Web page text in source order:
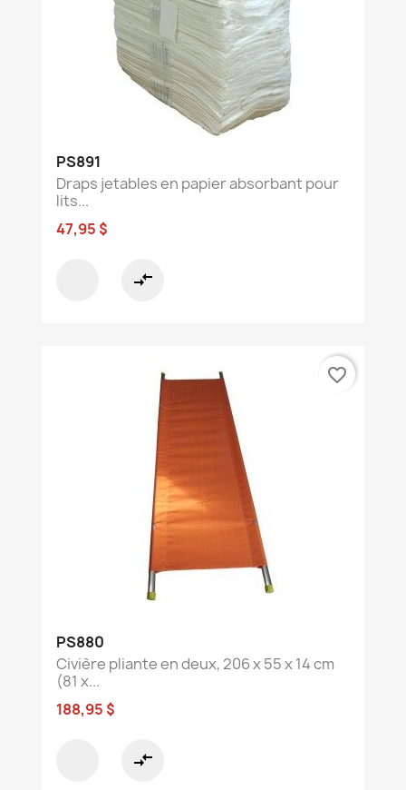
PS891
Draps jetables en papier absorbant pour
lits...
47,95 $
compare_arrows
PS880
Civière pliante en deux, 206 x 55 x 14 cm
(81 x...
188,95 $
compare_arrows
favorite_border